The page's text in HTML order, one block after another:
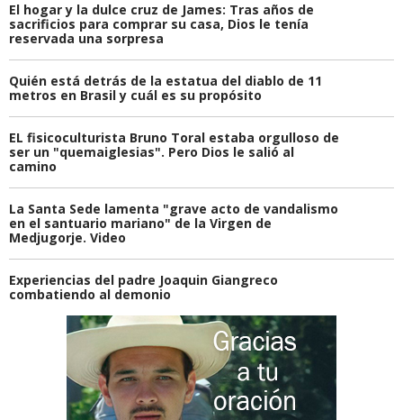
El hogar y la dulce cruz de James: Tras años de
sacrificios para comprar su casa, Dios le tenía
reservada una sorpresa
Quién está detrás de la estatua del diablo de 11
metros en Brasil y cuál es su propósito
EL fisicoculturista Bruno Toral estaba orgulloso de
ser un "quemaiglesias". Pero Dios le salió al
camino
La Santa Sede lamenta "grave acto de vandalismo
en el santuario mariano" de la Virgen de
Medjugorje. Video
Experiencias del padre Joaquin Giangreco
combatiendo al demonio